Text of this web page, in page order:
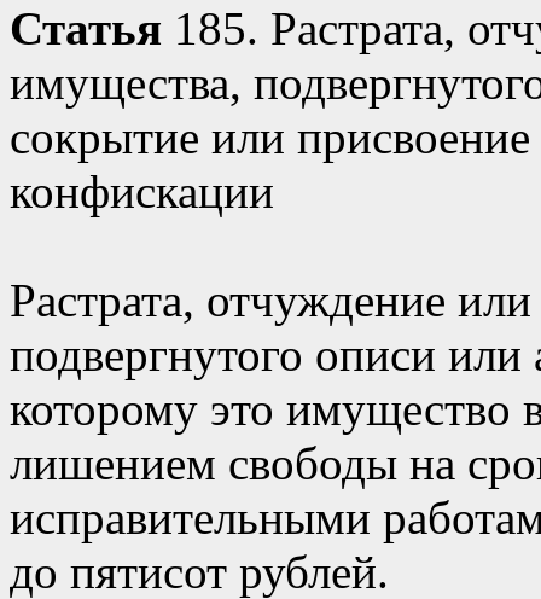
Статья 185. Растрата,
имущества,
сокрытие или
конфискации
Растрата, отчуждение
подвергнутого описи
которому это имущество
лишением свободы на
исправительными
до пятисот рублей.